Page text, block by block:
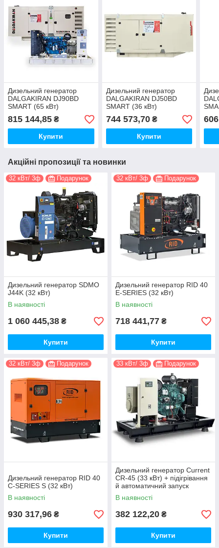
Дизельний генератор
DALGAKIRAN DJ90BD
SMART (65 кВт)
815 144,85 ₴
Купити
Дизельний генератор
DALGAKIRAN DJ50BD
SMART (36 кВт)
744 573,70₴
Купити
Акційні пропозиції та новинки
32 кВт/ 3ф Подарунок
Дизельний генератор SDMO
J44K (32 кВт)
В наявності
1 060 445,38 ₴
Купити
32 кВт/ 3ф Подарунок
Дизельний генератор RID 40
E-SERIES (32 кВт)
В наявності
718 441,77 ₴
Купити
32 кВт/ 3ф Подарунок
Дизельний генератор RID 40
C-SERIES S (32 кВт)
В наявності
930 317,96 ₴
Купити
33 кВт/ 3ф Подарунок
Дизельний генератор Current
CR-45 (33 кВт) + підігрівання
й автоматичний запуск
В наявності
382 122,20 ₴
Купити